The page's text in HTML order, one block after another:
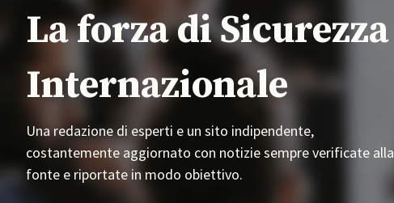
La forza di Sicurezza
Internazionale
Una redazione di esperti e un sito indipendente,
costantemente aggiornato con notizie sempre verificate alla
fonte e riportate in modo obiettivo.